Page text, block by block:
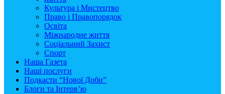
Культура і Мистецтво
Право і Правопорядок
Освіта
Міжнародне життя
Соціальний Захист
Спорт
Наша Газета
Наші послуги
Подкасти “Нової Доби”
Блоги та Інтерв’ю